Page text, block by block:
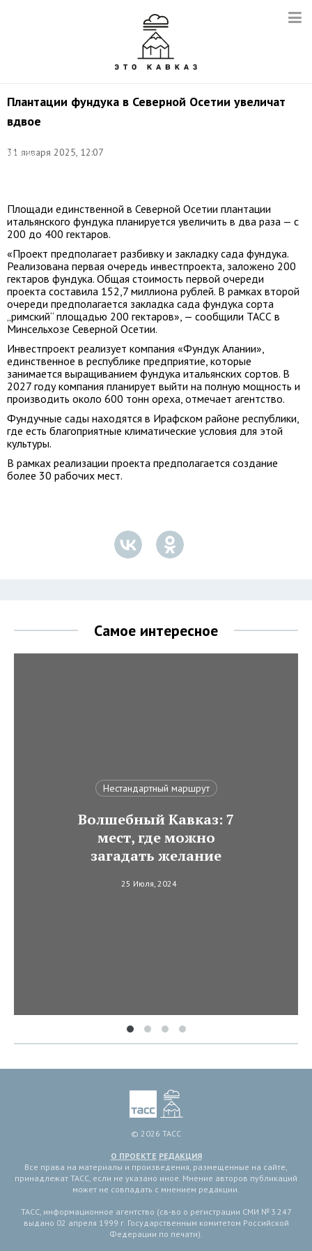
Плантации фундука в Северной Осетии увеличат
вдвое
31 января 2025, 12:07
Валерий
Площади единственной в Северной Осетии плантации
итальянского фундука планируется увеличить в два раза — с
200 до 400 гектаров.
«Проект предполагает разбивку и закладку сада фундука.
Реализована первая очередь инвестпроекта, заложено 200
гектаров фундука. Общая стоимость первой очереди
проекта составила 152,7 миллиона рублей. В рамках второй
очереди предполагается закладка сада фундука сорта
„римский“ площадью 200 гектаров», — сообщили ТАСС в
Минсельхозе Северной Осетии.
Инвестпроект реализует компания «Фундук Алании»,
единственное в республике предприятие, которые
занимается выращиванием фундука итальянских сортов. В
2027 году компания планирует выйти на полную мощность и
производить около 600 тонн ореха, отмечает агентство.
Фундучные сады находятся в Ирафском районе республики,
где есть благоприятные климатические условия для этой
культуры.
В рамках реализации проекта предполагается создание
более 30 рабочих мест.
Самое интересное
Нестандартный маршрут
Волшебный Кавказ: 7
мест, где можно
загадать желание
25 Июля, 2024
© 2026 ТАСС
О ПРОЕКТЕ РЕДАКЦИЯ
Все права на материалы и произведения, размещенные на сайте,
принадлежат ТАСС, если не указано иное. Мнение авторов публикаций
может не совпадать с мнением редакции.
ТАСС, информационное агентство (св-во о регистрации СМИ № 3 247
выдано 02 апреля 1999 г. Государственным комитетом Российской
Федерации по печати).